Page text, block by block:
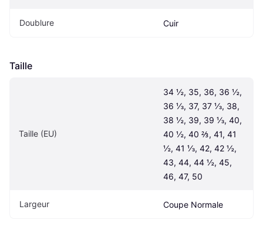
Doublure Cuir
Taille
Taille (EU)
34 ½, 35, 36, 36 ½,
36 ⅓, 37, 37 ⅓, 38,
38 ½, 39, 39 ⅓, 40,
40 ½, 40 ⅔, 41, 41
½, 41 ⅓, 42, 42 ½,
43, 44, 44 ½, 45,
46, 47, 50
Largeur Coupe Normale